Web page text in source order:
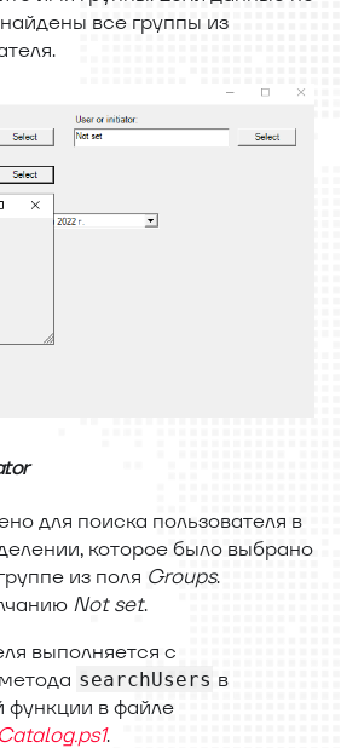
все группы из
для поиска пользователя в
которое было выбрано
из поля Groups.
Not set.
выполняется с
searchUsers в
функции в файле
.